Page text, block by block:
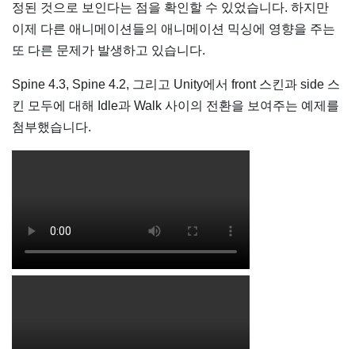
정된 것으로 보인다는 점을 확인할 수 있었습니다. 하지만
이제 다른 애니메이션들의 애니메이션 믹싱에 영향을 주는
또 다른 문제가 발생하고 있습니다.
Spine 4.3, Spine 4.2, 그리고 Unity에서 front 스킨과 side 스
킨 모두에 대해 Idle과 Walk 사이의 전환을 보여주는 예제를
첨부했습니다.